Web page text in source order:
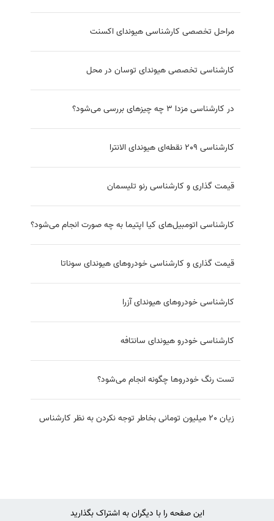
مراحل تخصصی کارشناسی هیوندای اکسنت
کارشناسی تخصصی هیوندای توسان در محل
در کارشناسی مزدا 3 چه چیزهای بررسی می‌شود؟
کارشناسی 209 نقطه‌ای هیوندای الانترا
قیمت گذاری و کارشناسی رنو تلیسمان
کارشناسی اتومبیل‌های کیا اپتیما به چه صورت انجام می‌شود؟
قیمت گذاری و کارشناسی خودروهای هیوندای سوناتا
کارشناسی خودروهای هیوندای آزرا
کارشناسی خودرو هیوندای سانتافه
تست رنگ خودروها چگونه انجام می‌شود؟
زیان 20 میلیون تومانی بخاطر توجه نکردن به نظر کارشناس
این صفحه را با دیگران به اشتراک بگذارید